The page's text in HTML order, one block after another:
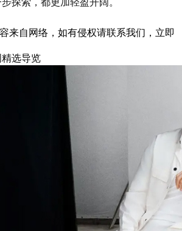
探索，都更加轻盈开阔。
来自网络，如有侵权请联系我们，立即
选导览